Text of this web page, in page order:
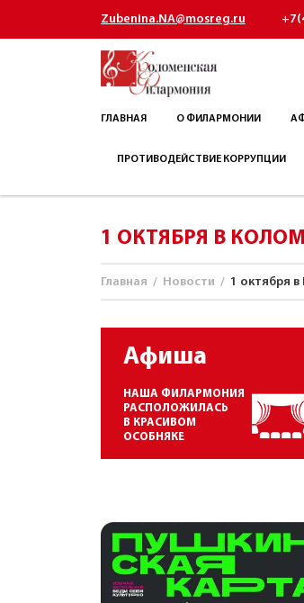
Zubenina.NA@mosreg.ru
ГЛАВНАЯ О ФИЛАРМОНИИ
ПРОТИВОДЕЙСТВИЕ КОРРУПЦИИ
1 ОКТЯБРЯ В
Главная / Новости / 1 октября
Афиша
НАША ФИЛАРМОНИЯ
РАСПОЛОЖИЛАСЬ
В КРАСИВОМ
ОСОБНЯКЕ